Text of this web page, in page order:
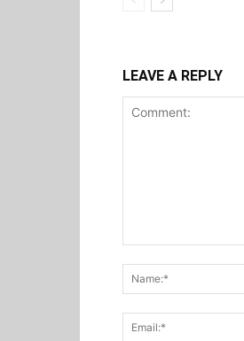
LEAVE A REPLY